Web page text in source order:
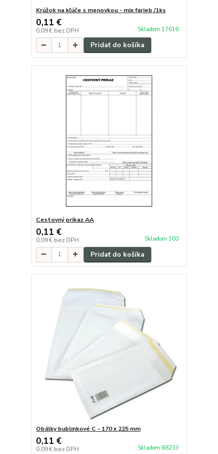
Krúžok na kľúče s menovkou - mix farieb /1ks
0,11 €
0,09 € bez DPH Skladom 17616
Pridať do košíka
Cestovný príkaz AA
0,11 €
0,09 € bez DPH Skladom 100
Pridať do košíka
Obálky bublinkové C - 170 x 225 mm
0,11 €
0,09 € bez DPH Skladom 68233